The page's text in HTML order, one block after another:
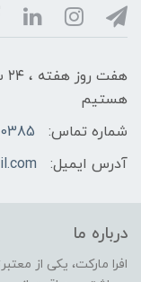
هستیم
شماره تماس:
آدرس ایمیل:
درباره ما
افرا مارکت، یکی از